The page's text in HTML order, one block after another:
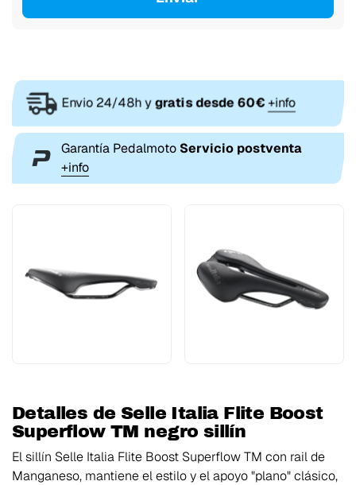
Envio 24/48h ygratis desde 60€+info
Garantía Pedalmoto Servicio postventa
+info
Detalles de Selle Italia Flite Boost
Superflow TM negro sillín
El sillín Selle Italia Flite Boost Superflow TM con rail de
Manganeso, mantiene el estilo y el apoyo "plano" clásico,